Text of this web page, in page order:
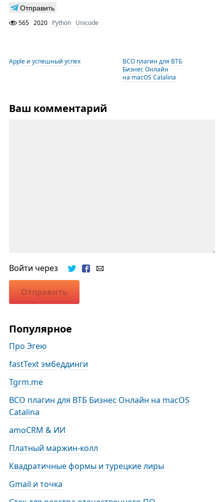
Отправить
565 2020 Python Unicode
Apple и успешный успех
BCO плагин для ВТБ
Бизнес Онлайн
на macOS Catalina
Ваш комментарий
Войти через
Отправить
Популярное
Про Эгею
fastText эмбеддинги
Tgrm.me
BCO плагин для ВТБ Бизнес Онлайн на macOS
Catalina
amoCRM & ИИ
Платный маржин-колл
Квадратичные формы и турецкие лиры
Gmail и точка